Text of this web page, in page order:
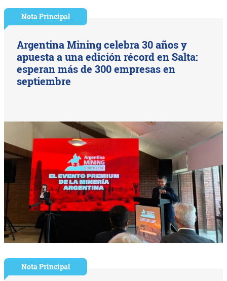
Nota Principal
Argentina Mining celebra 30 años y
apuesta a una edición récord en Salta:
esperan más de 300 empresas en
septiembre
Nota Principal